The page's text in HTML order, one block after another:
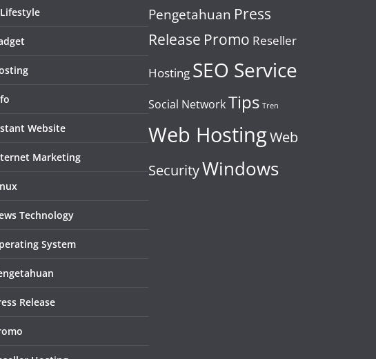
Website
Marketing
Technology
System
Release
Pengetahuan Press
Release Promo Reseller
Hosting SEO Service
Social NetworkTips Tren
Web HostingWeb
SecurityWindows